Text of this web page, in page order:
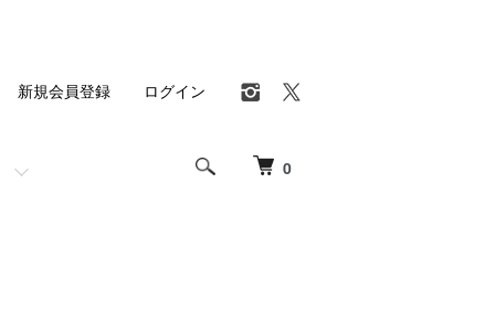
0
新規会員登録 ログイン